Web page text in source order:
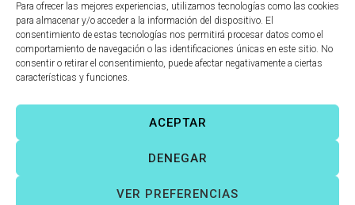
Para ofrecer las mejores experiencias, utilizamos tecnologías como las cookies
para almacenar y/o acceder a la información del dispositivo. El
consentimiento de estas tecnologías nos permitirá procesar datos como el
comportamiento de navegación o las identificaciones únicas en este sitio. No
consentir o retirar el consentimiento, puede afectar negativamente a ciertas
características y funciones.
ACEPTAR
DENEGAR
VER PREFERENCIAS
Víctor Fernández Correas
Todos los derechos reservados. |
|Política de cookies